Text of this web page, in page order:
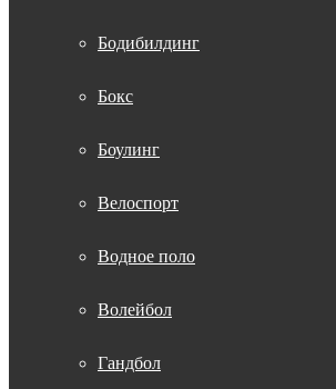
Бодибилдинг
Бокс
Боулинг
Велоспорт
Водное поло
Волейбол
Гандбол